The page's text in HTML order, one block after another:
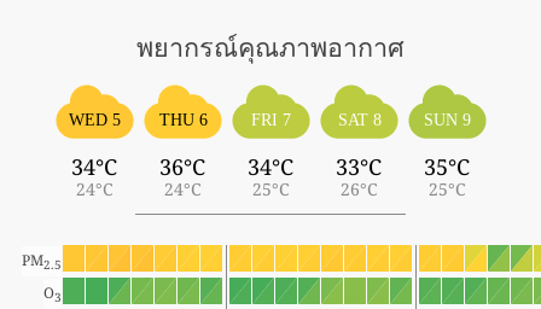
พยากรณ์คุณภาพอากาศ
WED 5
34°C
24°C
THU 6
36°C
24°C
FRI 7
34°C
25°C
SAT 8
33°C
26°C
SUN 9
35°C
25°C
PM2.5
O3